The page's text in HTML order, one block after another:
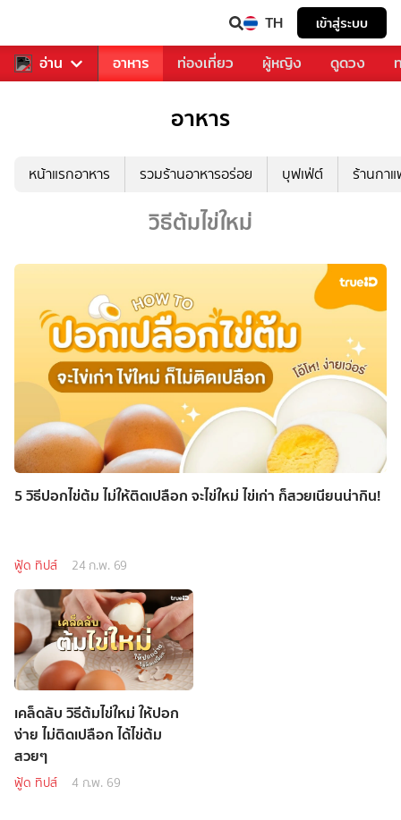
TH เข้าสู่ระบบ
อ่าน
รวงการเพลง อาหาร ท่องเที่ยว ผู้หญิง ดูดวง
อาหาร
หน้าแรกอาหาร รวมร้านอาหารอร่อย บุฟเฟ่ต์ ร้านกา
วิธีต้มไข่ใหม่
5 วิธีปอกไข่ต้ม ไม่ให้ติดเปลือก จะไข่ใหม่ ไข่เก่า ก็สวยเนียนน่ากิน!
ฟู้ด ทิปส์ 24 ก.พ. 69
เคล็ดลับ วิธีต้มไข่ใหม่ ให้ปอก
ง่าย ไม่ติดเปลือก ได้ไข่ต้ม
สวยๆ
ฟู้ด ทิปส์ 4 ก.พ. 69